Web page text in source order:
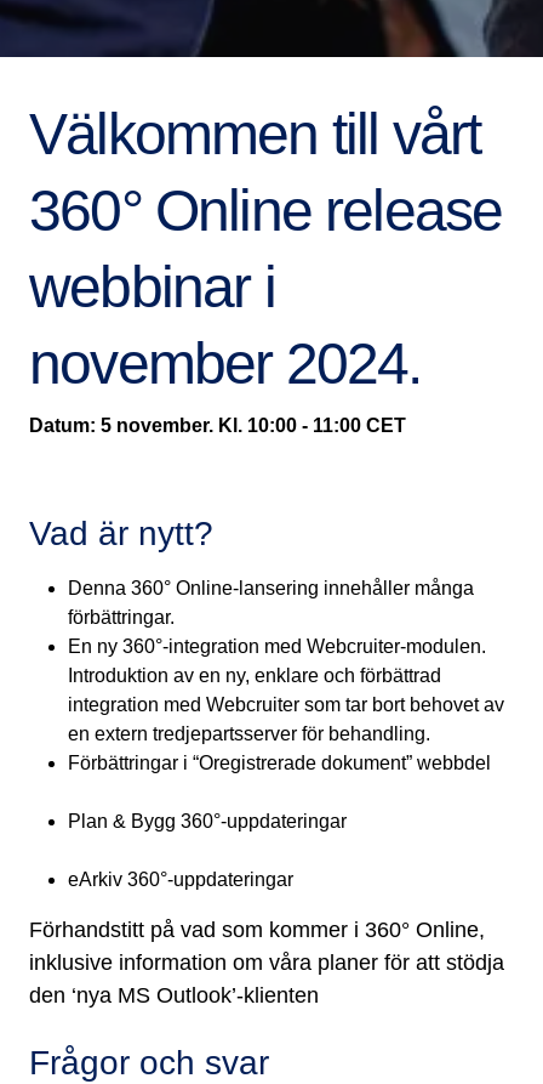
Välkommen till vårt
360° Online release
webbinar i
november 2024.
Datum: 5 november. Kl. 10:00 - 11:00 CET
Vad är nytt?
Denna 360° Online-lansering innehåller många
förbättringar.
En ny 360°-integration med Webcruiter-modulen.
Introduktion av en ny, enklare och förbättrad
integration med Webcruiter som tar bort behovet av
en extern tredjepartsserver för behandling.
Förbättringar i “Oregistrerade dokument” webbdel
Plan & Bygg 360°-uppdateringar
eArkiv 360°-uppdateringar
Förhandstitt på vad som kommer i 360° Online,
inklusive information om våra planer för att stödja
den ‘nya MS Outlook’-klienten
Frågor och svar